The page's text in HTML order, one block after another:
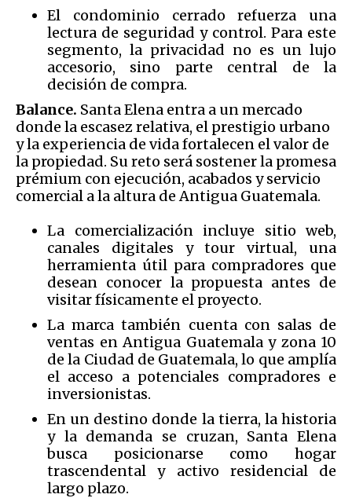
El condominio cerrado refuerza una
lectura de seguridad y control. Para este
segmento, la privacidad no es un lujo
accesorio, sino parte central de la
decisión de compra.
Balance. Santa Elena entra a un mercado
donde la escasez relativa, el prestigio urbano
y la experiencia de vida fortalecen el valor de
la propiedad. Su reto será sostener la promesa
prémium con ejecución, acabados y servicio
comercial a la altura de Antigua Guatemala.
La comercialización incluye sitio web,
canales digitales y tour virtual, una
herramienta útil para compradores que
desean conocer la propuesta antes de
visitar físicamente el proyecto.
La marca también cuenta con salas de
ventas en Antigua Guatemala y zona 10
de la Ciudad de Guatemala, lo que amplía
el acceso a potenciales compradores e
inversionistas.
En un destino donde la tierra, la historia
y la demanda se cruzan, Santa Elena
busca posicionarse como hogar
trascendental y activo residencial de
largo plazo.